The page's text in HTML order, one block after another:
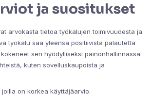
ja suositukset
arvokasta tietoa työkalujen toimivuudesta ja
työkalu saa yleensä positiivista palautetta
sen hyödylliseksi painonhallinnassa.
kuten sovelluskaupoista ja
on korkea käyttäjäarvio.